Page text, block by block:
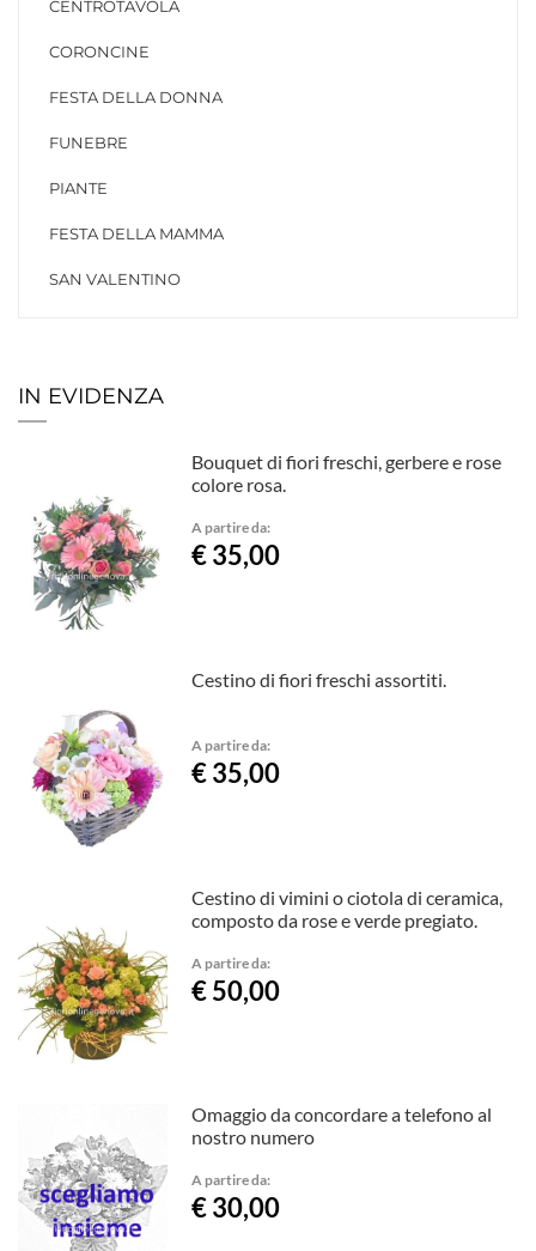
CENTROTAVOLA
CORONCINE
FESTA DELLA DONNA
FUNEBRE
PIANTE
FESTA DELLA MAMMA
SAN VALENTINO
IN EVIDENZA
Bouquet di fiori freschi, gerbere e rose
colore rosa.
A partire da:
€ 35,00
Cestino di fiori freschi assortiti.
A partire da:
€ 35,00
Cestino di vimini o ciotola di ceramica,
composto da rose e verde pregiato.
A partire da:
€ 50,00
Omaggio da concordare a telefono al
nostro numero
A partire da:
€ 30,00